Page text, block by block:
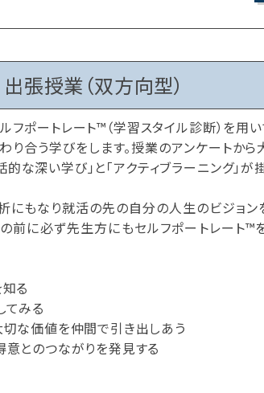
出張授業（双方向型）
ポートレート™（学習スタイル診断）を用
り合う学びをします。授業のアンケートか
的な深い学び」と「アクティブラーニング」
にもなり就活の先の自分の人生のビジョン
前に必ず先生方にもセルフポートレート™
る
てみる
切な価値を仲間で引き出しあう
意とのつながりを発見する